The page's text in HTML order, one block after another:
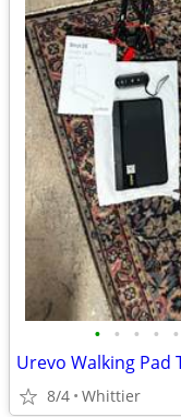
• • • • •
Urevo Walking Pad
8/4 Whittier